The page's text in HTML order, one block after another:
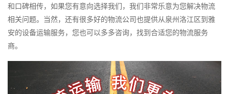
和口碑相传，如果您有意向选择我们，我们非常乐意为您解决物流
相关问题。当然，还有很多好的物流公司也提供从泉州洛江区到雅
安的设备运输服务，您也可以多多咨询，找到合适您的物流服务
商。